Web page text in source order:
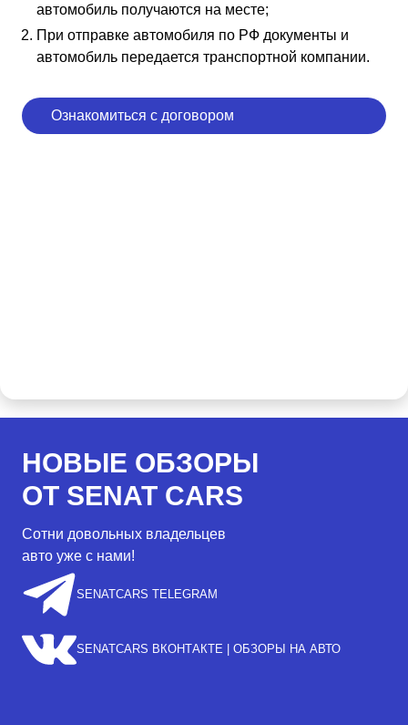
автомобиль получаются на месте;
При отправке автомобиля по РФ документы и
автомобиль передается транспортной компании.
Ознакомиться с договором
НОВЫЕ ОБЗОРЫ
ОТ SENAT CARS
Сотни довольных владельцев
авто уже с нами!
SENATCARS TELEGRAM
SENATCARS ВКОНТАКТЕ | ОБЗОРЫ НА АВТО